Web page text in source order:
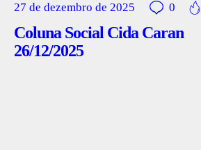
27 de dezembro de 2025 0
Coluna Social Cida Caran
26/12/2025